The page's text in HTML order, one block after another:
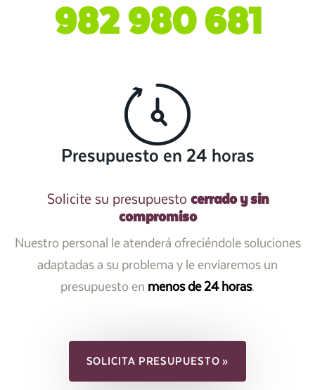
982 980 681
Presupuesto en 24 horas
Solicite su presupuesto cerrado y sin
compromiso
Nuestro personal le atenderá ofreciéndole soluciones
adaptadas a su problema y le enviaremos un
presupuesto en menos de 24 horas.
SOLICITA PRESUPUESTO »